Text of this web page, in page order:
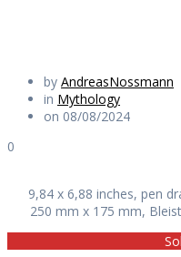
by AndreasNossmann
in Mythology
on 08/08/2024
0
9,84 x 6,88 inches, pen
250 mm x 175 mm,